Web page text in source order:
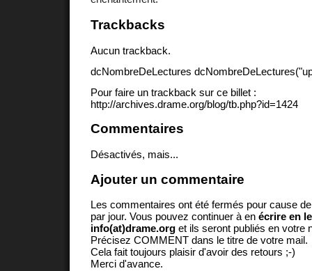
Trackbacks
Aucun trackback.
dcNombreDeLectures
Pour faire un trackback sur ce billet :
http://archives.drame.org/blog/tb.php?id=1424
Commentaires
Désactivés, mais...
Ajouter un commentaire
Les commentaires ont été fermés pour cause
par jour. Vous pouvez continuer à en écrire en
info(at)drame.org et ils seront publiés en votre
Précisez COMMENT dans le titre de votre mail.
Cela fait toujours plaisir d'avoir des retours ;-)
Merci d'avance.